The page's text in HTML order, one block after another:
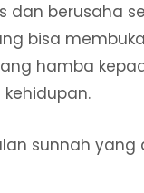
dan berusaha
bisa
hamba
sunnah yang